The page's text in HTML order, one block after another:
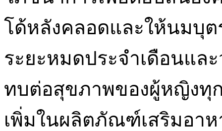
โด้หลังคลอดและให้นมบุ
ระยะหมดประจำเดือนแล
ทบต่อสุขภาพของผู้หญิงทุ
เพิ่มในผลิตภัณฑ์เสริมอา